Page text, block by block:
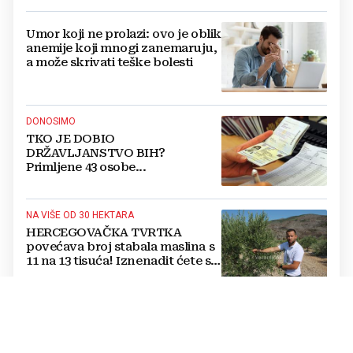
Umor koji ne prolazi: ovo je oblik
anemije koji mnogi zanemaruju,
a može skrivati teške bolesti
DONOSIMO
TKO JE DOBIO
DRŽAVLJANSTVO BIH?
Primljene 43 osobe...
NA VIŠE OD 30 HEKTARA
HERCEGOVAČKA TVRTKA
povećava broj stabala maslina s
11 na 13 tisuća! Iznenadit ćete se